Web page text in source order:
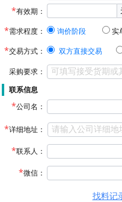
有效期：
需求程度：
询价阶段
实
交易方式：
双方直接交易
采购要求：
联系信息
公司名：
详细地址：
联系人：
微信：
找料记